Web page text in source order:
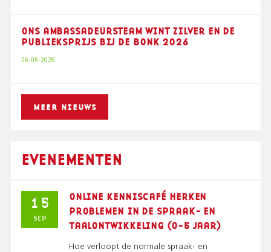
ONS AMBASSADEURSTEAM WINT ZILVER EN DE
PUBLIEKSPRIJS BIJ DE BONK 2026
26-05-2026
MEER NIEUWS
EVENEMENTEN
15
SEP
ONLINE KENNISCAFÉ HERKEN
PROBLEMEN IN DE SPRAAK- EN
TAALONTWIKKELING (0-5 JAAR)
Hoe verloopt de normale spraak- en